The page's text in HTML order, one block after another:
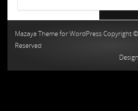
Mazaya Theme for WordPress Copyright
Reserved